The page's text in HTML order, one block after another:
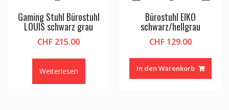
Gaming Stuhl Bürostuhl
LOUIS schwarz grau
CHF 215.00
Weiterlesen
Bürostuhl EIKO
schwarz/hellgrau
CHF129.00
In den Warenkorb